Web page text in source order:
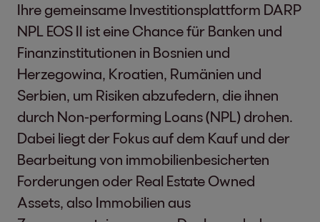
Ihre gemeinsame Investitionsplattform DARP
NPL EOS II ist eine Chance für Banken und
Finanzinstitutionen in Bosnien und
Herzegowina, Kroatien, Rumänien und
Serbien, um Risiken abzufedern, die ihnen
durch Non-performing Loans (NPL) drohen.
Dabei liegt der Fokus auf dem Kauf und der
Bearbeitung von immobilienbesicherten
Forderungen oder Real Estate Owned
Assets, also Immobilien aus